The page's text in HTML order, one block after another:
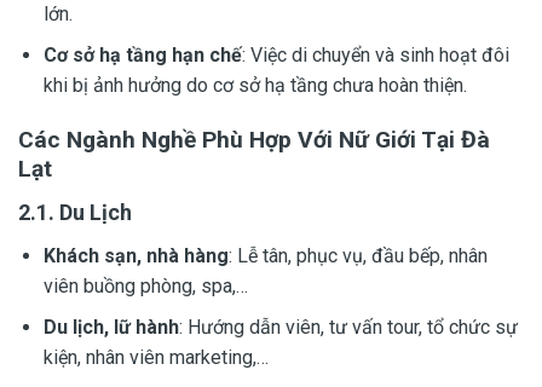
lớn.
Cơ sở hạ tầng hạn chế: Việc di chuyển và sinh hoạt đôi
khi bị ảnh hưởng do cơ sở hạ tầng chưa hoàn thiện.
Các Ngành Nghề Phù Hợp Với Nữ Giới Tại Đà
Lạt
2.1. Du Lịch
Khách sạn, nhà hàng: Lễ tân, phục vụ, đầu bếp, nhân
viên buồng phòng, spa,…
Du lịch, lữ hành: Hướng dẫn viên, tư vấn tour, tổ chức sự
kiện, nhân viên marketing,…